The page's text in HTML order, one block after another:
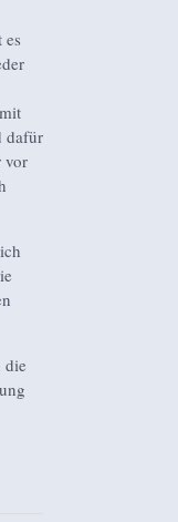
es
dafür
vor
die